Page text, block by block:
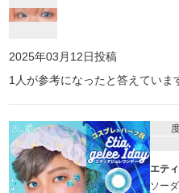
2025年03月12日投稿
1 人が参考になったと答えていま
エテ
ソー